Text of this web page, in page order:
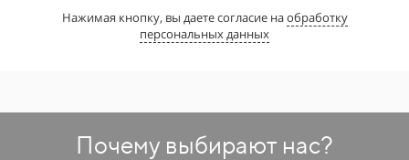
Нажимая кнопку, вы даете согласие наобработку
персональных данных
Почему выбирают нас?